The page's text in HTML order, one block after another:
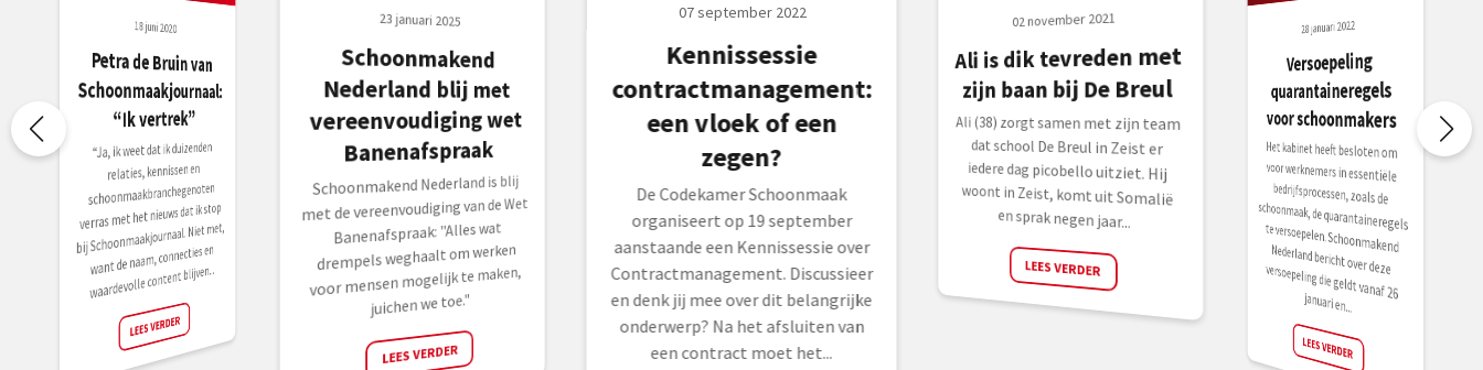
18 juni 2020
Petra de Bruin van
Schoonmaakjournaal:
“Ik vertrek”
“Ja, ik weet dat ik duizenden
relaties, kennissen en
schoonmaakbranchegenoten
verras met het nieuws dat ik stop
bij Schoonmaakjournaal. Niet met,
want de naam, connecties en
waardevolle content blijven...
LEES VERDER
23 januari 2025
Schoonmakend
Nederland blij met
vereenvoudiging wet
Banenafspraak
Schoonmakend Nederland is blij
met de vereenvoudiging van de Wet
Banenafspraak: "Alles wat
drempels weghaalt om werken
voor mensen mogelijk te maken,
juichen we toe."
LEES VERDER
07 september 2022
Kennissessie
contractmanagement:
een vloek of een
zegen?
De Codekamer Schoonmaak
organiseert op 19 september
aanstaande een Kennissessie over
Contractmanagement. Discussieer
en denk jij mee over dit belangrijke
onderwerp? Na het afsluiten van
een contract moet het...
02 november 2021
Ali is dik tevreden met
zijn baan bij De Breul
Ali (38) zorgt samen met zijn team
dat school De Breul in Zeist er
iedere dag picobello uitziet. Hij
woont in Zeist, komt uit Somalië
en sprak negen jaar...
LEES VERDER
28 januari 2022
Versoepeling
quarantaineregels
voor schoonmakers
Het kabinet heeft besloten om
voor werknemers in essentiële
bedrijfsprocessen, zoals de
schoonmaak, de quarantaineregels
te versoepelen. Schoonmakend
Nederland bericht over deze versoepeling die geldt vanaf 26
januari en...
LEES VERDER